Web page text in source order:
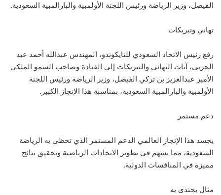
الفيصل، وزير الرياضة ورئيس اللجنة الأولمبية والبارالمبية السعودية.
تهاني وتبريكات
رفع رئيس الاتحاد السعودي للتايكوندو، المهندس عبدالله أحمد عيد
الحربي، آيات التهاني والتبريكات إلى القيادة وصاحب السمو الملكي
الأمير عبدالعزيز بن تركي الفيصل، وزير الرياضة ورئيس اللجنة
الأولمبية والبارالمبية السعودية، بمناسبة هذا الإنجاز الكبير.
دعم مستمر
يجسد هذا الإنجاز العالمي الدعم المستمر الذي تحظى به الرياضة
السعودية، مما يسهم في تطوير الاتحادات الرياضية وتحقيق نتائج
مميزة في المنافسات الدولية.
مثال يحتذى به